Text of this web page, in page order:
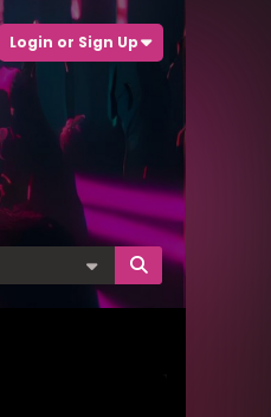
Login or Sign Up